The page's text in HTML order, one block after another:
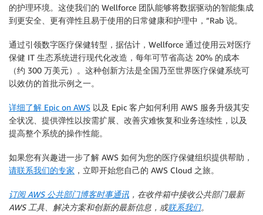
的护理环境。这使我们的 Wellforce 团队能够将数据驱动的智能集成
到更安全、更有弹性且易于使用的日常健康和护理中，”Rab 说。
通过引领数字医疗保健转型，据估计，Wellforce 通过使用云对医疗
保健 IT 生态系统进行现代化改造，每年可节省高达 20% 的成本
（约 300 万美元）。这种创新方法是全国乃至世界医疗保健系统可
以效仿的首批示例之一。
详细了解 Epic on AWS 以及 Epic 客户如何利用 AWS 服务升级其安
全状况、提供弹性以按需扩展、改善灾难恢复和业务连续性，以及
提高整个系统的操作性能。
如果您有兴趣进一步了解 AWS 如何为您的医疗保健组织提供帮助，
请联系我们的专家 ，立即开始您自己的 AWS Cloud 之旅。
订阅 AWS 公共部门博客时事通讯 ，在收件箱中接收公共部门最新
AWS 工具、解决方案和创新的最新信息，或联系我们。